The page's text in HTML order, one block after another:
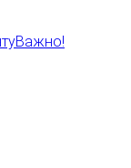
Важно!